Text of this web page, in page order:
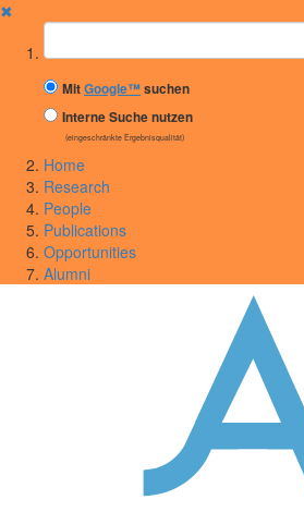
✖
Suchbegriff
MitGoogle™suchen
Interne Suche nutzen
(eingeschränkte Ergebnisqualität)
Home
Research
People
Publications
Opportunities
Alumni